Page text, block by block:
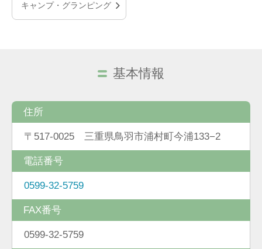
キャンプ・グランピング
基本情報
住所
〒517-0025 三重県鳥羽市浦村町今浦133−2
電話番号
0599-32-5759
FAX番号
0599-32-5759